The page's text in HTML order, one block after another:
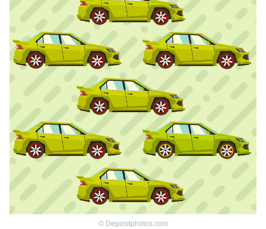
© Depositphotos.com